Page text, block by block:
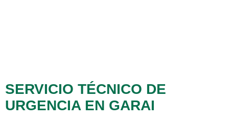
SERVICIO TÉCNICO DE
URGENCIA EN GARAI